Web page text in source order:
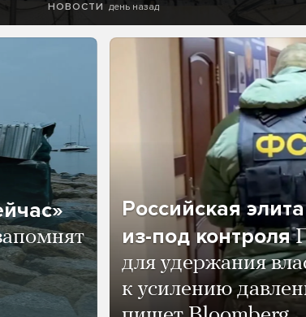
НОВОСТИ день назад
Российская
из-под контроля
для удержания
к усилению